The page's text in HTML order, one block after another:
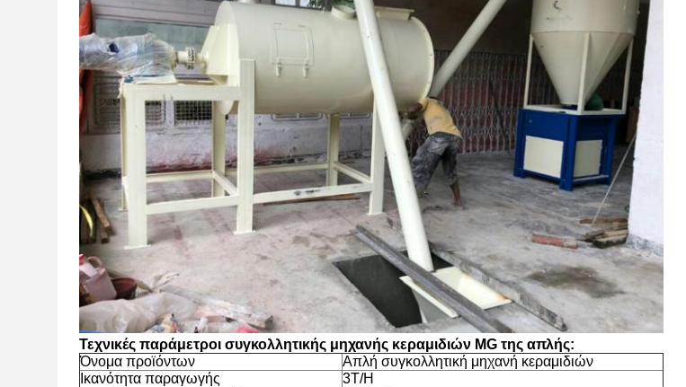
Τεχνικές παράμετροι συγκολλητικής μηχανής κεραμιδιών MG της απλής:
Όνομα προϊόντων
Απλή συγκολλητική μηχανή κεραμιδιών
Ικανότητα παραγωγής
3T/H